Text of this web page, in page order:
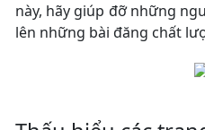
này, hãy giúp đỡ những
lên những bài đăng chất